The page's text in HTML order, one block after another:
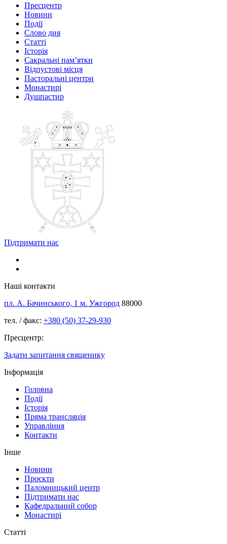
Пресцентр
Новини
Події
Слово дня
Статті
Історія
Сакральні пам’ятки
Відпустові місця
Пасторальні центри
Монастирі
Душпастир
Підтримати нас
Наші контакти
пл. А. Бачинського, 1 м. Ужгород 88000
тел. / факс: +380 (50) 37-29-930
Пресцентр:
Задати запитання священику
Інформація
Головна
Події
Історія
Пряма трансляція
Управління
Контакти
Інше
Новини
Проєкти
Паломницький центр
Підтримати нас
Кафедральний собор
Монастирі
Статті